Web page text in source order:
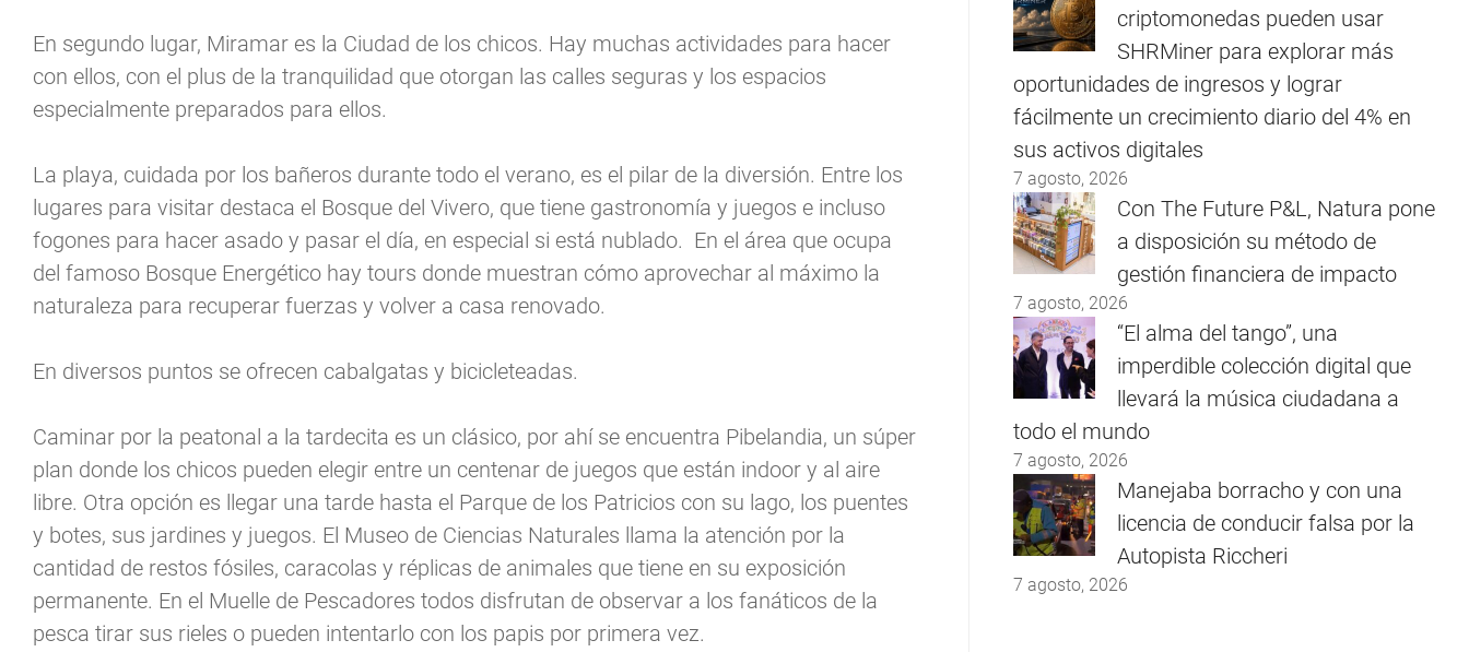
En segundo lugar, Miramar es la Ciudad de los chicos. Hay muchas actividades para hacer
con ellos, con el plus de la tranquilidad que otorgan las calles seguras y los espacios
especialmente preparados para ellos.
La playa, cuidada por los bañeros durante todo el verano, es el pilar de la diversión. Entre los
lugares para visitar destaca el Bosque del Vivero, que tiene gastronomía y juegos e incluso
fogones para hacer asado y pasar el día, en especial si está nublado. En el área que ocupa
del famoso Bosque Energético hay tours donde muestran cómo aprovechar al máximo la
naturaleza para recuperar fuerzas y volver a casa renovado.
En diversos puntos se ofrecen cabalgatas y bicicleteadas.
Caminar por la peatonal a la tardecita es un clásico, por ahí se encuentra Pibelandia, un súper
plan donde los chicos pueden elegir entre un centenar de juegos que están indoor y al aire
libre. Otra opción es llegar una tarde hasta el Parque de los Patricios con su lago, los puentes
y botes, sus jardines y juegos. El Museo de Ciencias Naturales llama la atención por la
cantidad de restos fósiles, caracolas y réplicas de animales que tiene en su exposición
permanente. En el Muelle de Pescadores todos disfrutan de observar a los fanáticos de la
pesca tirar sus rieles o pueden intentarlo con los papis por primera vez.
criptomonedas pueden usar
SHRMiner para explorar más
oportunidades de ingresos y lograr
fácilmente un crecimiento diario del 4% en
sus activos digitales
7 agosto, 2026
Con The Future P&L, Natura pone
a disposición su método de
gestión financiera de impacto
7 agosto, 2026
“El alma del tango”, una
imperdible colección digital que
llevará la música ciudadana a
todo el mundo
7 agosto, 2026
Manejaba borracho y con una
licencia de conducir falsa por la
Autopista Riccheri
7 agosto, 2026